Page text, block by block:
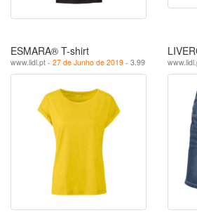
ESMARA® T-shirt
www.lidl.pt - 27 de Junho de 2019 - 3.99